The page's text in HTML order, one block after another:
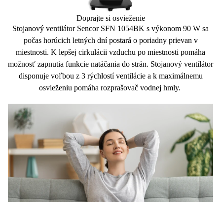
Doprajte si osvieženie
Stojanový ventilátor Sencor SFN 1054BK s výkonom 90 W sa
počas horúcich letných dní postará o poriadny prievan v
miestnosti. K lepšej cirkulácii vzduchu po miestnosti pomáha
možnosť zapnutia funkcie natáčania do strán. Stojanový ventilátor
disponuje voľbou z 3 rýchlostíventilácie a k maximálnemu
osvieženiu pomáha rozprašovač vodnej hmly.